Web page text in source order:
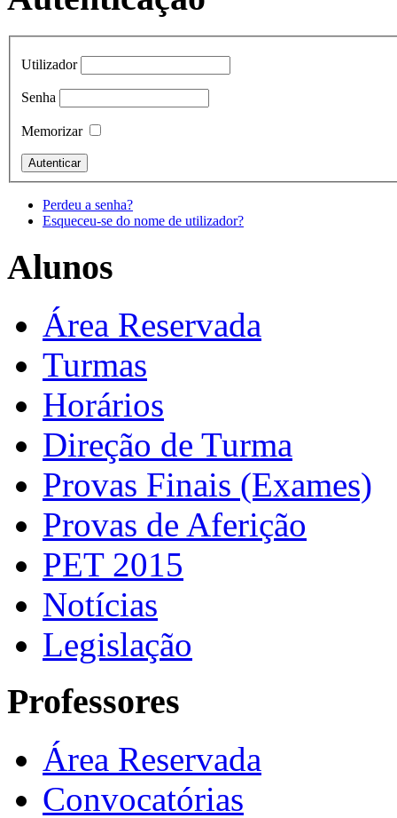
Utilizador
Senha
Memorizar
Perdeu a senha?
Esqueceu-se do nome de utilizador?
Alunos
Área Reservada
Turmas
Horários
Direção de Turma
Provas Finais (Exames)
Provas de Aferição
PET 2015
Notícias
Legislação
Professores
Área Reservada
Convocatórias